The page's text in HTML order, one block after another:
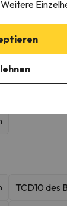
Combettes
Lanchettes
TCD10 des